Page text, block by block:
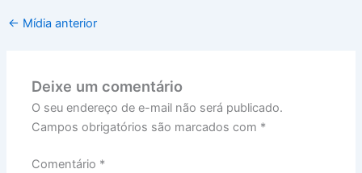
← Mídia anterior
Deixe um comentário
O seu endereço de e-mail não será publicado.
Campos obrigatórios são marcados com *
Comentário *